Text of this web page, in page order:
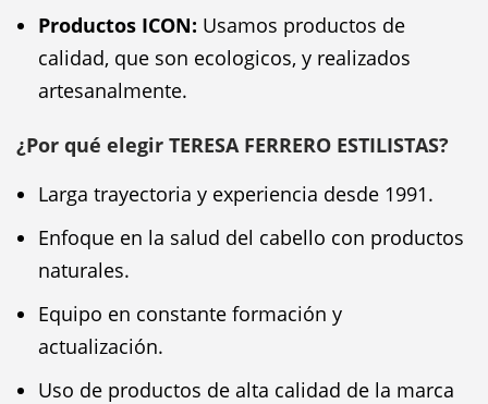
Productos ICON: Usamos productos de
calidad, que son ecologicos, y realizados
artesanalmente.
¿Por qué elegir TERESA FERRERO ESTILISTAS?
Larga trayectoria y experiencia desde 1991.
Enfoque en la salud del cabello con productos
naturales.
Equipo en constante formación y
actualización.
Uso de productos de alta calidad de la marca